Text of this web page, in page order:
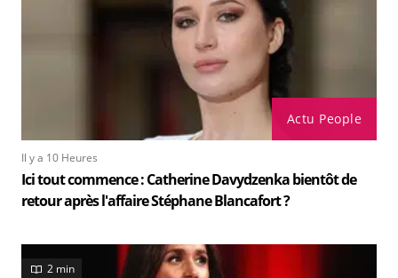
Actu People
Il y a 10 Heures
Ici tout commence : Catherine Davydzenka bientôt de
retour après l'affaire Stéphane Blancafort ?
2 min